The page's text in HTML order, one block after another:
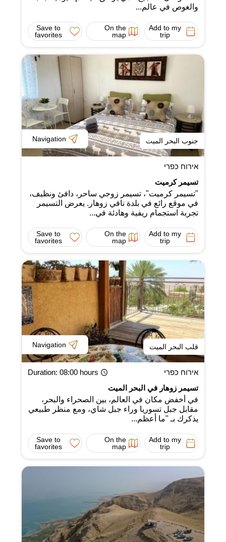
والغوص في عالم...
Add to my
trip
On the
map
Save to
favorites
جنوب البحر الميت Navigation
אירוח כפרי
تسيمر كرميت
"تسيمر كرميت"، تسيمر زوجي ساحر، دافئ ونظيف،
في موقع رائع في بلدة نافي زوهار. يعرض التسيمر
تجربة استجمام ريفية وهادئة في...
Add to my
trip
On the
map
Save to
favorites
قلب البحر الميت Navigation
אירוח כפרי Duration: 08:00 hours
تسيمر زوهار في البحر الميت
في أخفض مكان في العالم، بين الصحراء والبحر،
مقابل جبل تسوريا وراء جبل شاي، ومع منظر طبيعي
يذكرك بـ "ما أعظم...
Add to my
trip
On the
map
Save to
favorites